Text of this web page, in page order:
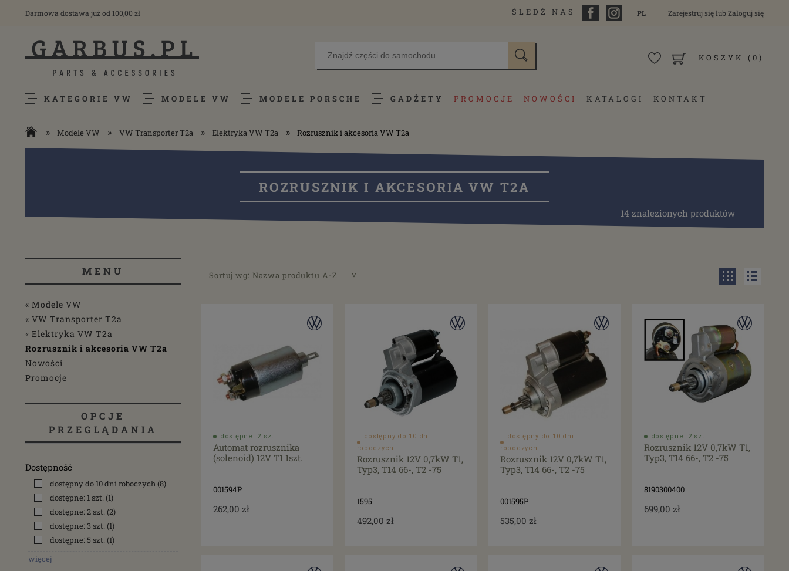
Darmowa dostawa już od 100,00 zł ŚLEDŹ NAS PL Zarejestruj sięlub Zaloguj się
KOSZYK (0)
KATEGORIE VW MODELE VW MODELE PORSCHE GADŻETY PROMOCJE NOWOŚCI KATALOGI KONTAKT
» Modele VW » VW Transporter T2a » Elektryka VW T2a » Rozrusznik i akcesoria VW T2a
ROZRUSZNIK I AKCESORIA VW T2A
14 znalezionych produktów
MENU
« Modele VW
« VW Transporter T2a
« Elektryka VW T2a
Rozrusznik i akcesoria VW T2a
Nowości
Promocje
OPCJE
PRZEGLĄDANIA
Dostępność
dostępny do 10 dni roboczych(8)
dostępne: 1 szt. (1)
dostępne: 2 szt. (2)
dostępne: 3 szt. (1)
dostępne: 5 szt. (1)
więcej
Sortuj wg: Nazwa produktu A-Z
dostępne: 2 szt.
Automat rozrusznika
(solenoid) 12V T1 1szt.
001594P
262,00 zł
dostępny do 10 dni
roboczych
Rozrusznik 12V 0,7kW T1,
Typ3, T14 66-, T2 -75
1595
492,00 zł
dostępny do 10 dni
roboczych
Rozrusznik 12V 0,7kW T1,
Typ3, T14 66-, T2 -75
001595P
535,00 zł
dostępne: 2 szt.
Rozrusznik 12V 0,7kW T1,
Typ3, T14 66-, T2 -75
8190300400
699,00 zł